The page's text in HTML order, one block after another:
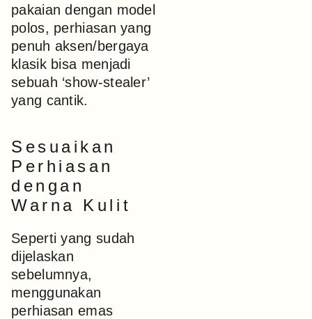
pakaian dengan model
polos, perhiasan yang
penuh aksen/bergaya
klasik bisa menjadi
sebuah ‘show-stealer’
yang cantik.
Sesuaikan
Perhiasan
dengan
Warna Kulit
Seperti yang sudah
dijelaskan
sebelumnya,
menggunakan
perhiasan emas